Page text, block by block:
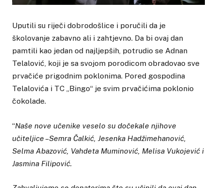
Uputili su riječi dobrodošlice i poručili da je
školovanje zabavno ali i zahtjevno. Da bi ovaj dan
pamtili kao jedan od najljepših, potrudio se Adnan
Telalović, koji je sa svojom porodicom obradovao sve
prvačiće prigodnim poklonima. Pored gospodina
Telalovića i TC „Bingo“ je svim prvačićima poklonio
čokolade.
“Naše nove učenike veselo su dočekale njihove
učiteljice –Semra Čalkić, Jesenka Hadžimehanović,
Selma Abazović, Vahdeta Muminović, Melisa Vukojević i
Jasmina Filipović.